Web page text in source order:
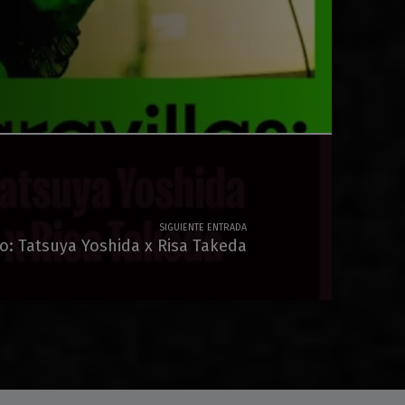
SIGUIENTE ENTRADA
Tatsuya Yoshida x Risa Takeda